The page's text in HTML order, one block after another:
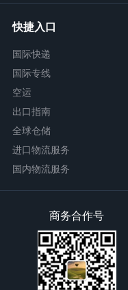
快捷入口
国际快递
国际专线
空运
出口指南
全球仓储
进口物流服务
国内物流服务
商务合作号